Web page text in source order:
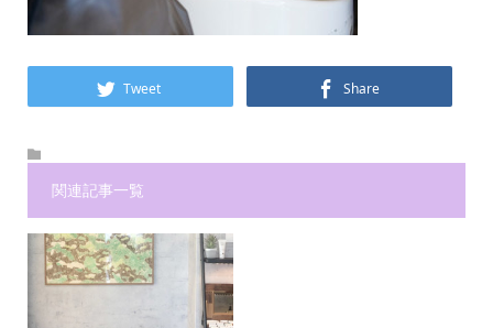
Tweet Share
関連記事一覧